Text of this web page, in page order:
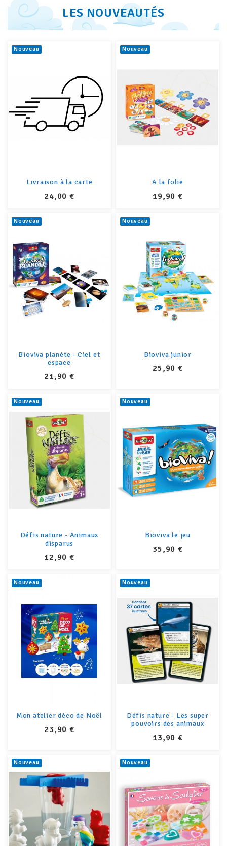
LES NOUVEAUTÉS
Nouveau
Livraison à la carte
PRIX
24,00 €
Nouveau
A la folie
PRIX
19,90 €
Nouveau
Bioviva planète - Ciel et
espace
PRIX
21,90 €
Nouveau
Bioviva junior
PRIX
25,90 €
Nouveau
Défis nature - Animaux
disparus
PRIX
12,90 €
Nouveau
Bioviva le jeu
PRIX
35,90 €
Nouveau
Mon atelier déco de Noël
PRIX
23,90 €
Nouveau
Défis nature - Les super
pouvoirs des animaux
PRIX
13,90 €
Nouveau Nouveau